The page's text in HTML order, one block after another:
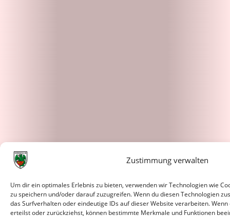
Zustimmung verwalten
Um dir ein optimales Erlebnis zu bieten, verwenden wir Technologien wie
zu speichern und/oder darauf zuzugreifen. Wenn du diesen Technologien
das Surfverhalten oder eindeutige IDs auf dieser Website verarbeiten.
erteilst oder zurückziehst, können bestimmte Merkmale und Funktionen